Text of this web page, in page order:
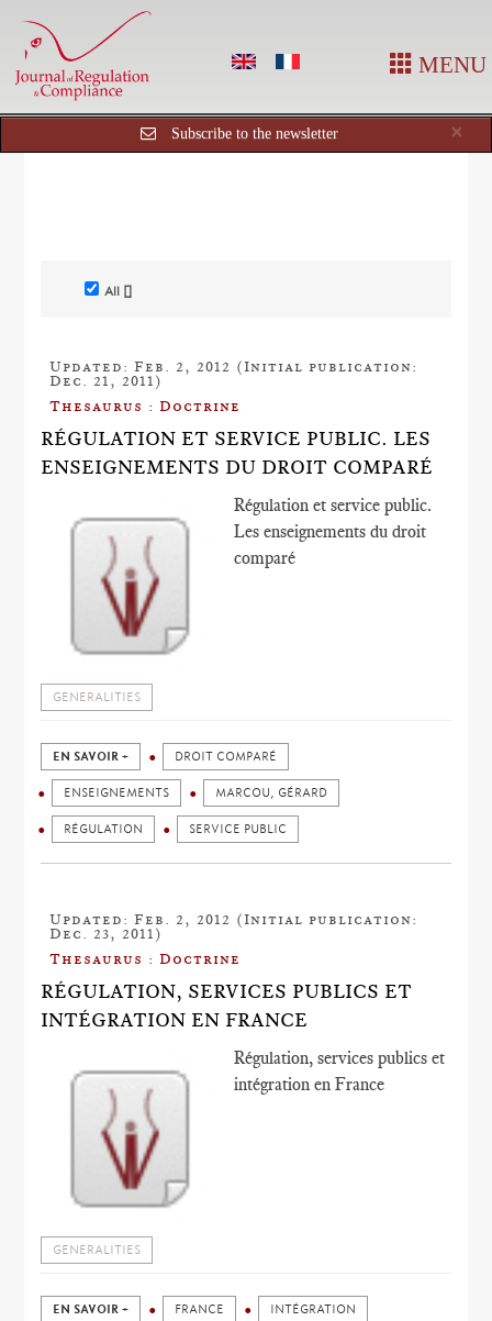
MENU
×
Subscribe to the newsletter
All []
Updated: Feb. 2, 2012 (Initial publication:
Dec. 21, 2011)
Thesaurus : Doctrine
RÉGULATION ET SERVICE PUBLIC. LES
ENSEIGNEMENTS DU DROIT COMPARÉ
Régulation et service public.
Les enseignements du droit
comparé
GENERALITIES
EN SAVOIR + DROIT COMPARÉ
ENSEIGNEMENTS MARCOU, GÉRARD
RÉGULATION SERVICE PUBLIC
Updated: Feb. 2, 2012 (Initial publication:
Dec. 23, 2011)
Thesaurus : Doctrine
RÉGULATION, SERVICES PUBLICS ET
INTÉGRATION EN FRANCE
Régulation, services publics et
intégration en France
GENERALITIES
EN SAVOIR + FRANCE INTÉGRATION